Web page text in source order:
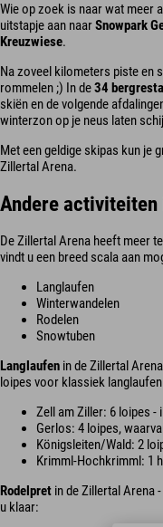
Wie op zoek is naar wat meer
uitstapje aan naarSnowpark
Kreuzwiese.
Na zoveel kilometers piste en
rommelen ;) In de34
skiën en de volgende
winterzon op je neus laten
Met een geldige skipas kun je
Zillertal Arena.
Andere
De Zillertal Arena heeft meer
vindt u een breed scala aan
Langlaufen
Winterwandelen
Rodelen
Snowtuben
Langlaufen in de Zillertal
loipes voor klassiek
Zell am Ziller: 6 loipes -
Gerlos: 4 loipes,
Königsleiten/Wald: 2
Krimml-Hochkrimml: 1
Rodelpret in de Zillertal Arena
u klaar: